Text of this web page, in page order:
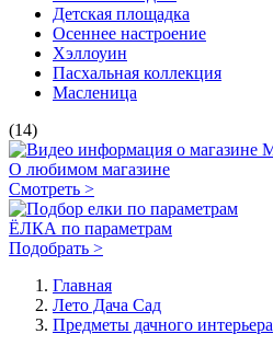
Детская площадка
Осеннее настроение
Хэллоуин
Пасхальная коллекция
Масленица
(14)
О любимом магазине
Смотреть >
ЁЛКА по параметрам
Подобрать >
Главная
Лето Дача Сад
Предметы дачного интерьера